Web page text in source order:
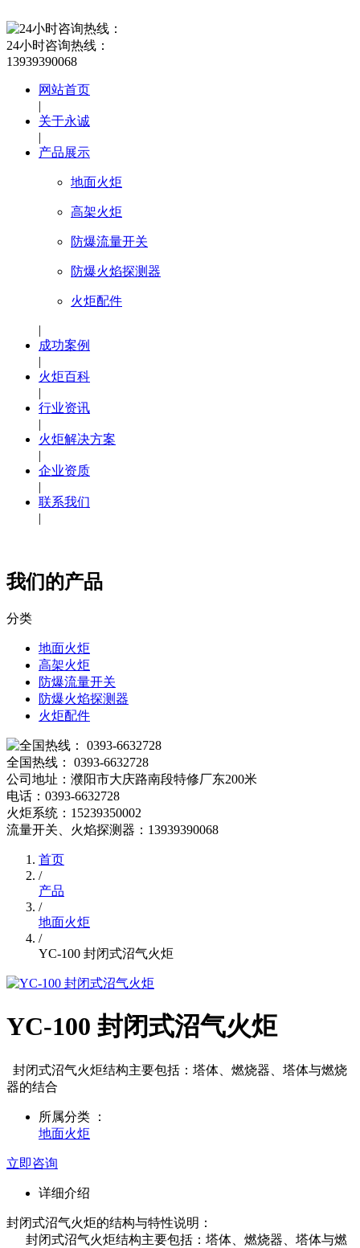
24小时咨询热线：
13939390068
网站首页
|
关于永诚
|
产品展示
地面火炬
高架火炬
防爆流量开关
防爆火焰探测器
火炬配件
|
成功案例
|
火炬百科
|
行业资讯
|
火炬解决方案
|
企业资质
|
联系我们
|
我们的产品
分类
地面火炬
高架火炬
防爆流量开关
防爆火焰探测器
火炬配件
全国热线： 0393-6632728
公司地址：濮阳市大庆路南段特修厂东200米
电话：0393-6632728
火炬系统：15239350002
流量开关、火焰探测器：13939390068
首页
/
产品
/
地面火炬
/
YC-100 封闭式沼气火炬
YC-100 封闭式沼气火炬
封闭式沼气火炬结构主要包括：塔体、燃烧器、塔体与燃烧
器的结合
所属分类 ：
地面火炬
立即咨询
详细介绍
封闭式沼气火炬的结构与特性说明：
封闭式沼气火炬结构主要包括：塔体、燃烧器、塔体与燃